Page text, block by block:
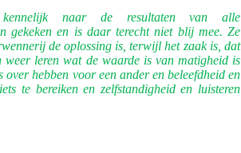
naar de resultaten van alle
gekeken en is daar terecht niet blij mee. Ze
de oplossing is, terwijl het zaak is, dat
weer leren wat de waarde is van matigheid is
over hebben voor een ander en beleefdheid en
te bereiken en zelfstandigheid en luisteren